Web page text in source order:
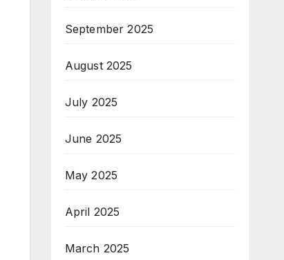
September 2025
August 2025
July 2025
June 2025
May 2025
April 2025
March 2025